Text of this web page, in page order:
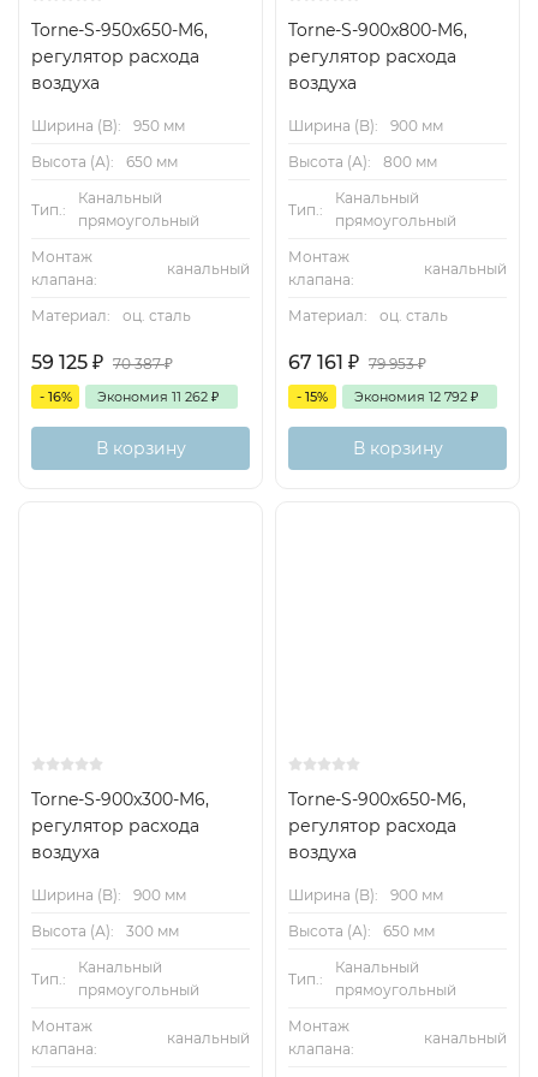
Особенности конструкции
– Прямоугольный корпус
присоединения квоздуховодным сетям
– Обратный механизм затвора клапана,заслонки
соединяются по обеим сторонам спомощью шестерней
– Положение заслонки клапана
визуальноконтролируется по выступу штока
– Подшипники с уплотнительными кольцами
Материалы и покрытие поверхностей
– Корпус из оцинкованной листовой стали
Монтаж и ввод в эксплуатацию
– Монтаж возможен в любом положении(кроме
устройств со статическим датчикомперепада
давления)
– С фланцами по обеим сторонам длякрепления к
вентиляционной сетиСтандарты и нормативы
– Герметичность корпуса по EN 1751, класс
BОбслуживание
Torne-S-950x650-M6,
регулятор расхода
воздуха
Ширина (B):
950 мм
Высота (А):
650 мм
Тип.:
Канальный
прямоугольный
Монтаж
клапана:
канальный
Материал: оц. сталь
59 125 ₽ 70 387₽
- 16% Экономия 11 262 ₽
В корзину
Torne-S-900x800-M6,
регулятор расхода
воздуха
Ширина (B):
900 мм
Высота (А):
800 мм
Тип.:
Канальный
прямоугольный
Монтаж
клапана:
канальный
Материал: оц. сталь
67 161 ₽ 79 953₽
- 15% Экономия 12 792 ₽
В корзину
Torne-S-900x300-M6,
регулятор расхода
воздуха
Ширина (B):
900 мм
Высота (А):
300 мм
Тип.:
Канальный
прямоугольный
Монтаж
клапана:
канальный
Torne-S-900x650-M6,
регулятор расхода
воздуха
Ширина (B):
900 мм
Высота (А):
650 мм
Тип.:
Канальный
прямоугольный
Монтаж
клапана:
канальный